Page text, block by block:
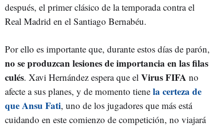
después, el primer clásico de la temporada contra el
Real Madrid en el Santiago Bernabéu.
Por ello es importante que, durante estos días de parón,
no se produzcan lesiones de importancia en las filas
culés. Xavi Hernández espera que el Virus FIFA no
afecte a sus planes, y de momento tiene la certeza de
que Ansu Fati, uno de los jugadores que más está
cuidando en este comienzo de competición, no viajará